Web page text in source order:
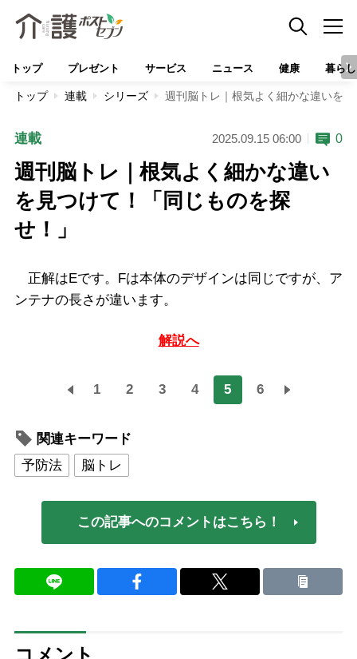
トップ プレゼント サービス ニュース 健康 暮らし
トップ 連載 シリーズ 週刊脳トレ｜根気よく細かな違いを
連載 2025.09.15 06:00 0
週刊脳トレ｜根気よく細かな違い
を見つけて！「同じものを探
せ！」
正解はEです。Fは本体のデザインは同じですが、ア
ンテナの長さが違います。
解説へ
1 2 3 4 5 6
関連キーワード
予防法
脳トレ
この記事へのコメントはこちら！
コメント